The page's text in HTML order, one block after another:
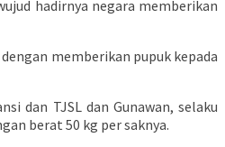
hadirnya negara memberikan
memberikan pupuk kepada
dan TJSL dan Gunawan, selaku
berat 50 kg per saknya.